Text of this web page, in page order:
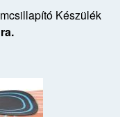
Készülék